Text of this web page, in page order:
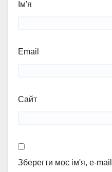
Ім'я
Email
Сайт
Зберегти моє ім'я, e-